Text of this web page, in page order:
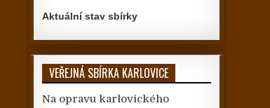
Aktuální stav sbírky
VEŘEJNÁ SBÍRKA KARLOVICE
Na opravu karlovického